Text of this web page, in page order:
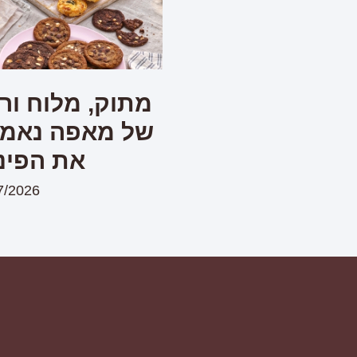
מתוק, מלוח
של מאפה
את
2026